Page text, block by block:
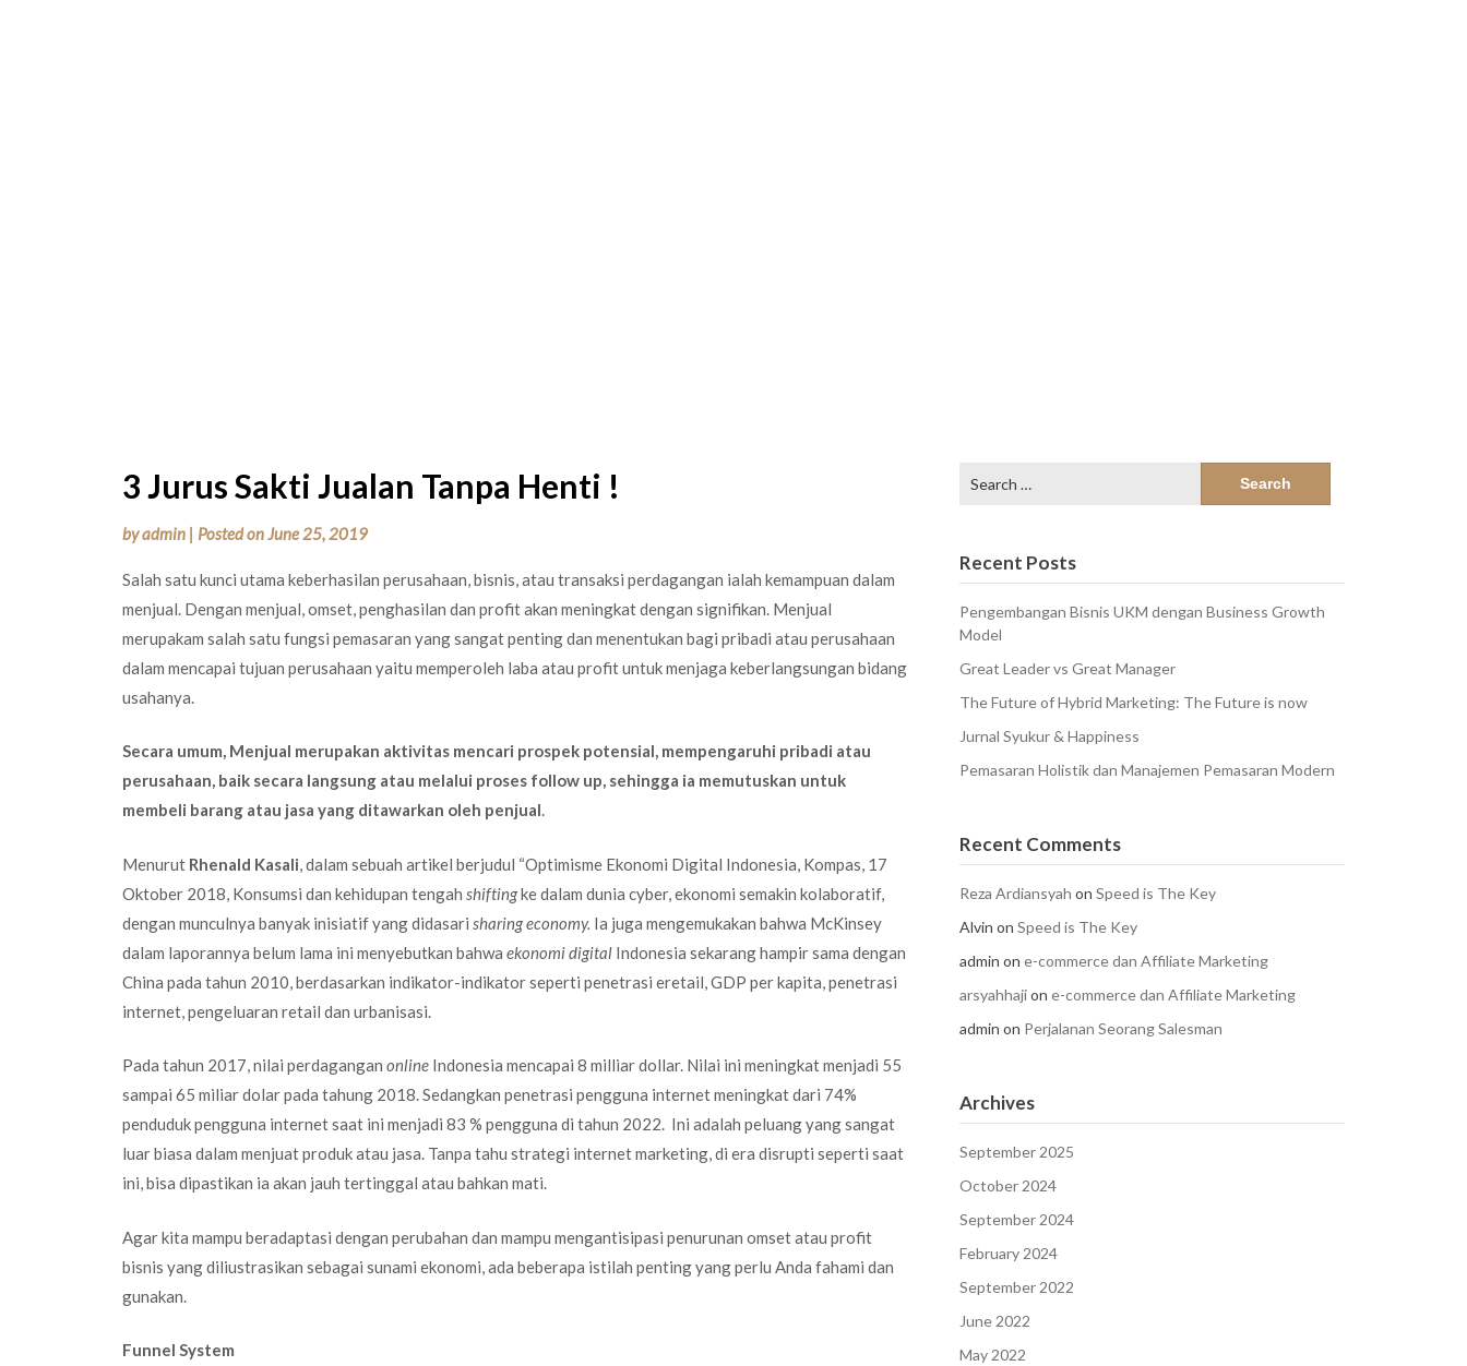
3 Jurus Sakti Jualan Tanpa Henti !
byadmin | Posted on June 25, 2019
Salah satu kunci utama keberhasilan perusahaan, bisnis, atau transaksi perdagangan ialah kemampuan dalam
menjual. Dengan menjual, omset, penghasilan dan profit akan meningkat dengan signifikan. Menjual
merupakam salah satu fungsi pemasaran yang sangat penting dan menentukan bagi pribadi atau perusahaan
dalam mencapai tujuan perusahaan yaitu memperoleh laba atau profit untuk menjaga keberlangsungan bidang
usahanya.
Secara umum, Menjual merupakan aktivitas mencari prospek potensial, mempengaruhi pribadi atau
perusahaan, baik secara langsung atau melalui proses follow up, sehingga ia memutuskan untuk
membeli barang atau jasa yang ditawarkan oleh penjual.
Menurut Rhenald Kasali , dalam sebuah artikel berjudul “Optimisme Ekonomi Digital Indonesia, Kompas, 17
Oktober 2018, Konsumsi dan kehidupan tengah shiftingke dalam dunia cyber, ekonomi semakin kolaboratif,
dengan munculnya banyak inisiatif yang didasari sharing economy. Ia juga mengemukakan bahwa McKinsey
dalam laporannya belum lama ini menyebutkan bahwa ekonomi digital Indonesia sekarang hampir sama dengan
China pada tahun 2010, berdasarkan indikator-indikator seperti penetrasi eretail, GDP per kapita, penetrasi
internet, pengeluaran retail dan urbanisasi.
Pada tahun 2017, nilai perdagangan online Indonesia mencapai 8 milliar dollar. Nilai ini meningkat menjadi 55
sampai 65 miliar dolar pada tahung 2018. Sedangkan penetrasi pengguna internet meningkat dari 74%
penduduk pengguna internet saat ini menjadi 83 % pengguna di tahun 2022. Ini adalah peluang yang sangat
luar biasa dalam menjuat produk atau jasa. Tanpa tahu strategi internet marketing, di era disrupti seperti saat
ini, bisa dipastikan ia akan jauh tertinggal atau bahkan mati.
Agar kita mampu beradaptasi dengan perubahan dan mampu mengantisipasi penurunan omset atau profit
bisnis yang diliustrasikan sebagai sunami ekonomi, ada beberapa istilah penting yang perlu Anda fahami dan
gunakan.
Funnel System
for:
Recent Posts
Pengembangan Bisnis UKM dengan Business Growth
Model
Great Leader vs Great Manager
The Future of Hybrid Marketing: The Future is now
Jurnal Syukur & Happiness
Pemasaran Holistik dan Manajemen Pemasaran Modern
Recent Comments
Reza Ardiansyah on Speed is The Key
Alvin on Speed is The Key
admin on e-commerce dan Affiliate Marketing
arsyahhajion e-commerce dan Affiliate Marketing
admin on Perjalanan Seorang Salesman
Archives
September 2025
October 2024
September 2024
February 2024
September 2022
June 2022
May 2022